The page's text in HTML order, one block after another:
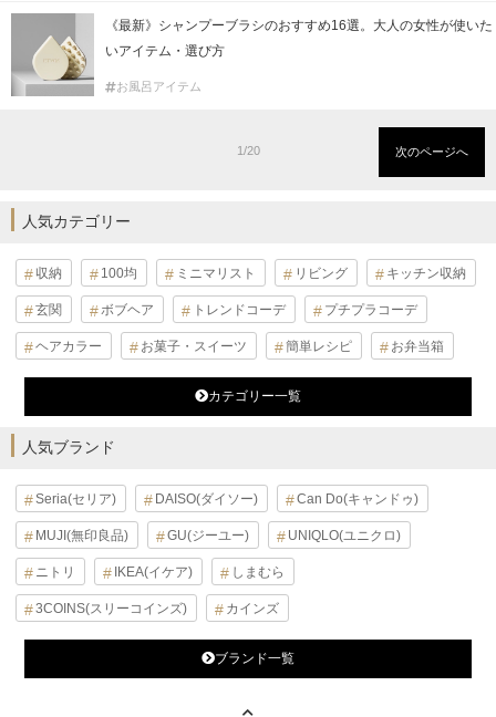
《最新》シャンプーブラシのおすすめ16選。大人の女性が使いた
いアイテム・選び方
お風呂アイテム
1/20 次のページへ
人気カテゴリー
収納 100均 ミニマリスト リビング キッチン収納
玄関 ボブヘア トレンドコーデ プチプラコーデ
ヘアカラー お菓子・スイーツ 簡単レシピ お弁当箱
カテゴリー一覧
人気ブランド
Seria(セリア) DAISO(ダイソー) Can Do(キャンドゥ)
MUJI(無印良品) GU(ジーユー) UNIQLO(ユニクロ)
ニトリ IKEA(イケア) しまむら
3COINS(スリーコインズ) カインズ
ブランド一覧